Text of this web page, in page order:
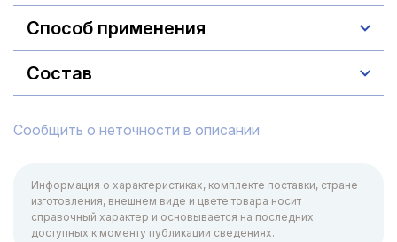
Способ применения
Состав
Сообщить о неточности в описании
Информация о характеристиках, комплекте поставки, стране
изготовления, внешнем виде и цвете товара носит
справочный характер и основывается на последних
доступных к моменту публикации сведениях.